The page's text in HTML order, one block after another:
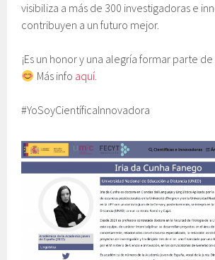
visibiliza a más de 300 investigadoras e
contribuyen a un futuro mejor.
¡Es un honor y una alegría formar parte
Más info aquí.
#YoSoyCientíficaInnovadora